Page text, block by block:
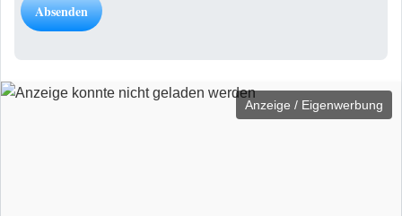
Anzeige / Eigenwerbung